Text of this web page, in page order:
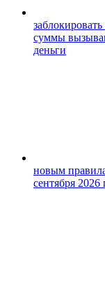
суммы
деньги
новым
сентября 2026